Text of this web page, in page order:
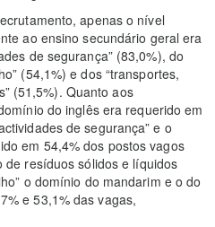
apenas o nível
ao ensino secundário geral era
de segurança” (83,0%), do
(54,1%) e dos “transportes,
(51,5%). Quanto aos
do inglês era requerido em
de segurança” e o
em 54,4% dos postos vagos
de resíduos sólidos e líquidos
o domínio do mandarim e o do
e 53,1% das vagas,